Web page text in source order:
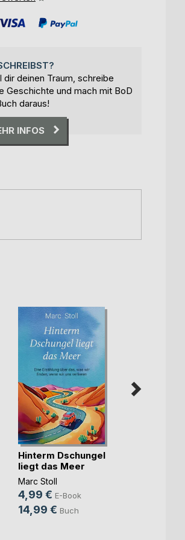
dir deinen Traum, schreibe
Geschichte und mach mit BoD
daraus!
INFOS
Hinterm Dschungel
liegt das Meer
Marc Stoll
4,99 € E-Book
14,99 € Buch